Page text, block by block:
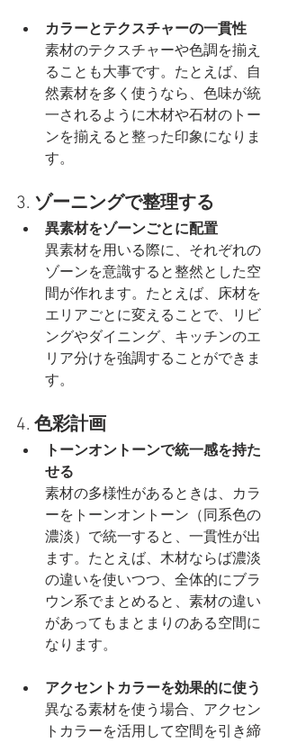
カラーとテクスチャーの一貫性
素材のテクスチャーや色調を揃え
ることも大事です。たとえば、自
然素材を多く使うなら、色味が統
一されるように木材や石材のトー
ンを揃えると整った印象になりま
す。
3. ゾーニングで整理する
異素材をゾーンごとに配置
異素材を用いる際に、それぞれの
ゾーンを意識すると整然とした空
間が作れます。たとえば、床材を
エリアごとに変えることで、リビ
ングやダイニング、キッチンのエ
リア分けを強調することができま
す。
4. 色彩計画
トーンオントーンで統一感を持た
せる
素材の多様性があるときは、カラ
ーをトーンオントーン（同系色の
濃淡）で統一すると、一貫性が出
ます。たとえば、木材ならば濃淡
の違いを使いつつ、全体的にブラ
ウン系でまとめると、素材の違い
があってもまとまりのある空間に
なります。
アクセントカラーを効果的に使う
異なる素材を使う場合、アクセン
トカラーを活用して空間を引き締